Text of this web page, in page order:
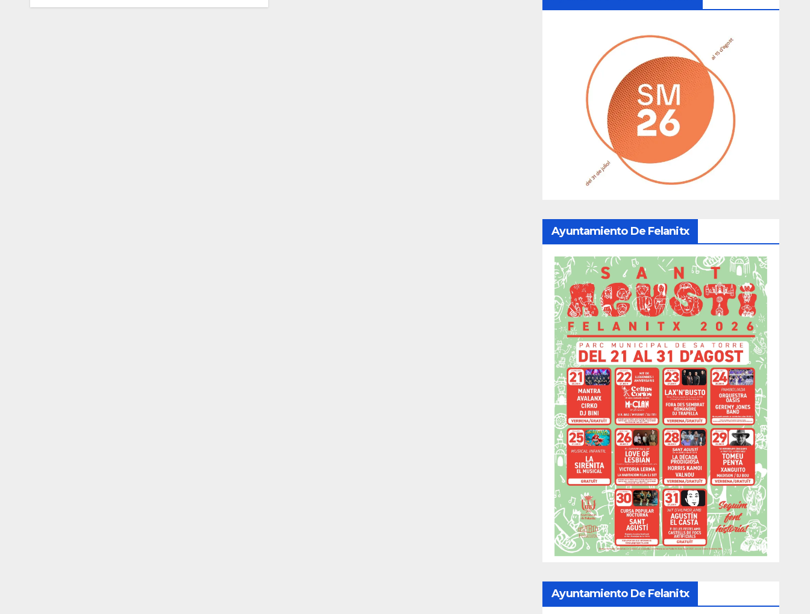
Ayuntamiento De Felanitx
Ayuntamiento De Felanitx